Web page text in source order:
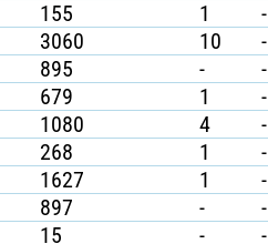
155 1 -
3060 10 -
895 - -
679 1 -
1080 4 -
268 1 -
1627 1 -
897 - -
15 - -